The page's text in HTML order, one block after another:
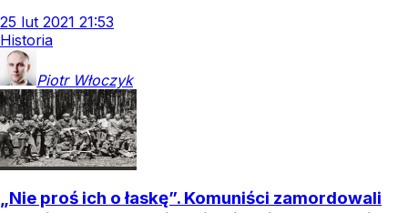
25 lut 2021 21:53
Historia
Piotr Włoczyk
„Nie proś ich o łaskę”. Komuniści zamordowali